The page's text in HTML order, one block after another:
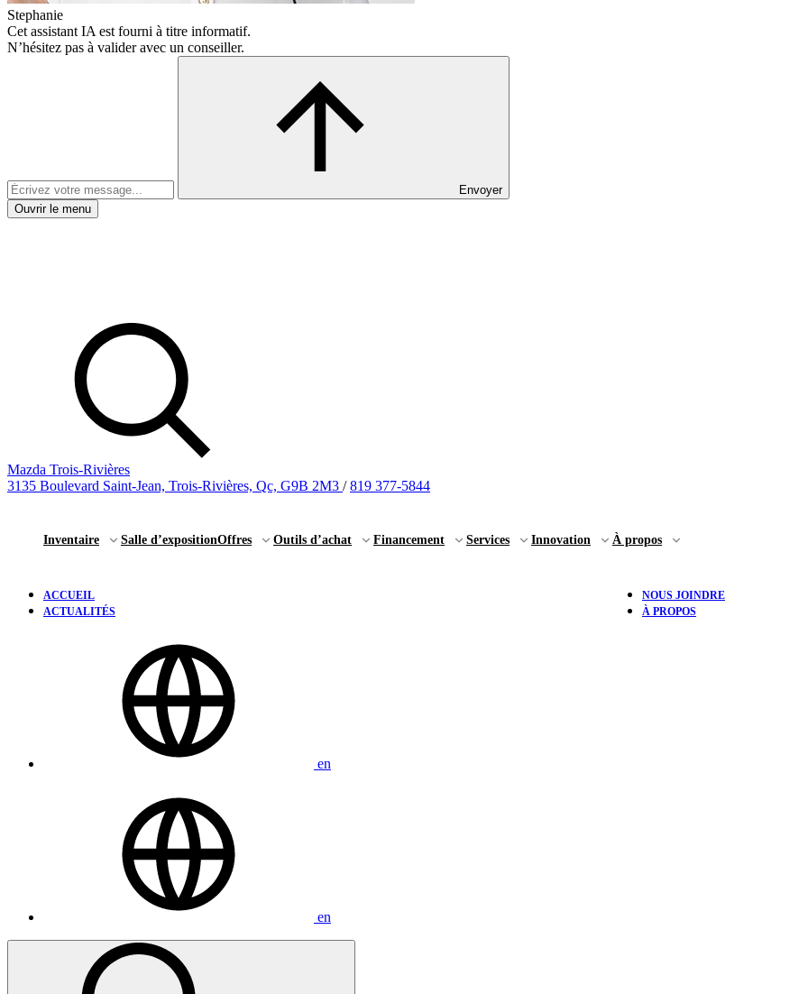
Stephanie
Cet assistant IA est fourni à titre informatif.
N’hésitez pas à valider avec un conseiller.
Envoyer
Ouvrir le menu
Mazda Trois-Rivières
3135 Boulevard Saint-Jean, Trois-Rivières, Qc, G9B 2M3 / 819 377-5844
Inventaire Salle d’expositionOffres Outils d’achat Financement Services Innovation À propos
ACCUEIL
NOUS JOINDRE
ACTUALITÉS
À PROPOS
en
en